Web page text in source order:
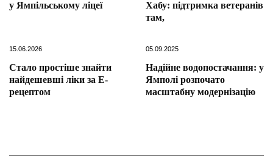
у Ямпільському ліцеї
Хабу: підтримка ветеранів
там,
15.06.2026
Стало простіше знайти
найдешевші ліки за Е-
рецептом
05.09.2025
Надійне водопостачання: у
Ямполі розпочато
масштабну модернізацію